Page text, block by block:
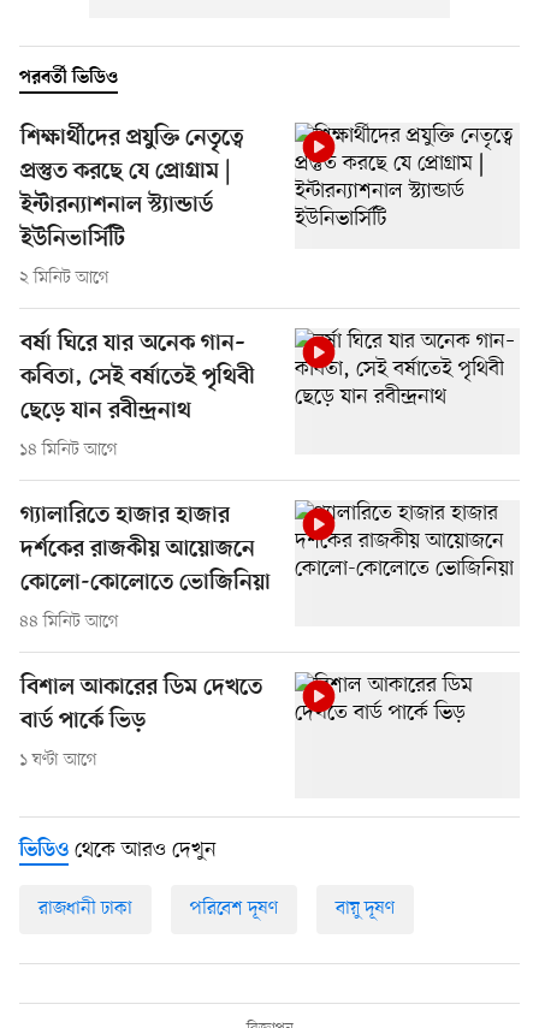
পরবর্তী ভিডিও
শিক্ষার্থীদের প্রযুক্তি নেতৃত্বে
প্রস্তুত করছে যে প্রোগ্রাম |
ইন্টারন্যাশনাল স্ট্যান্ডার্ড
ইউনিভার্সিটি
২ মিনিট আগে
বর্ষা ঘিরে যার অনেক গান–
কবিতা, সেই বর্ষাতেই পৃথিবী
ছেড়ে যান রবীন্দ্রনাথ
১৪ মিনিট আগে
গ্যালারিতে হাজার হাজার
দর্শকের রাজকীয় আয়োজনে
কোলো-কোলোতে ভোজিনিয়া
৪৪ মিনিট আগে
বিশাল আকারের ডিম দেখতে
বার্ড পার্কে ভিড়
১ ঘণ্টা আগে
ভিডিও থেকে আরও দেখুন
রাজধানী ঢাকা পরিবেশ দূষণ বায়ু দূষণ